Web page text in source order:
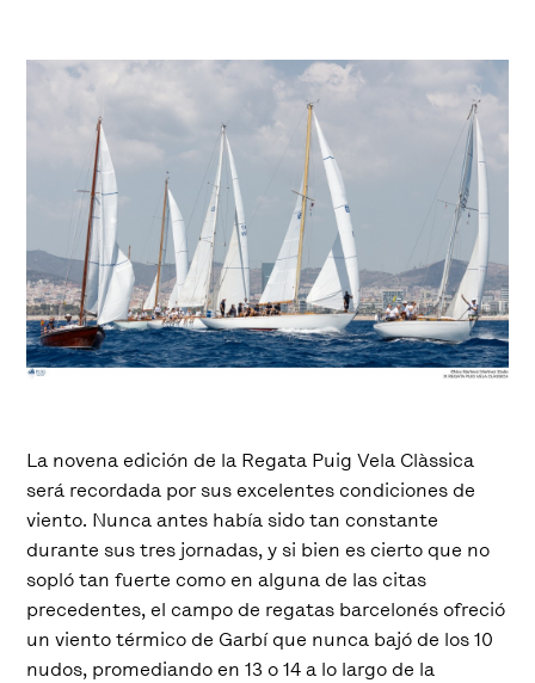
La novena edición de la Regata Puig Vela Clàssica
será recordada por sus excelentes condiciones de
viento. Nunca antes había sido tan constante
durante sus tres jornadas, y si bien es cierto que no
sopló tan fuerte como en alguna de las citas
precedentes, el campo de regatas barcelonés ofreció
un viento térmico de Garbí que nunca bajó de los 10
nudos, promediando en 13 o 14 a lo largo de la